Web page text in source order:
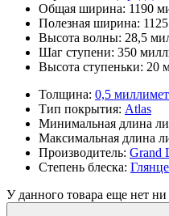
Общая ширина: 1190
Полезная ширина:
Высота волны: 28,5
Шаг ступени: 350
Высота ступеньки: 20
Толщина: 0,5
Тип покрытия: Atlas
Минимальная длина
Максимальная длина
Производитель: Grand
Степень блеска:
У данного товара еще нет ни